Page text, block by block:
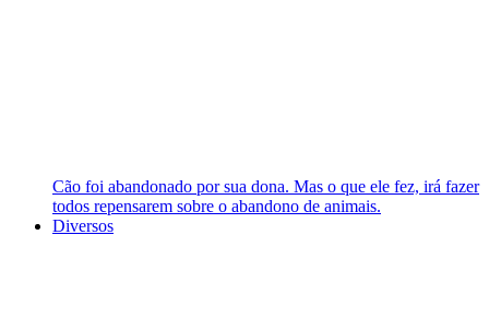
Cão foi abandonado por sua dona. Mas o que ele fez, irá fazer
todos repensarem sobre o abandono de animais.
Diversos